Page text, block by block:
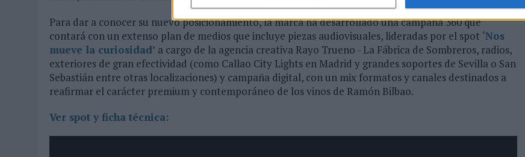
Para dar a conocer su nuevo posicionamiento, la marca ha desarrollado una campaña 360 que
contará con un extenso plan de medios que incluye piezas audiovisuales, lideradas por el spot ‘Nos
mueve la curiosidad’ a cargo de la agencia creativa Rayo Trueno - La Fábrica de Sombreros, radios,
exteriores de gran efectividad (como Callao City Lights en Madrid y grandes soportes de Sevilla o San
Sebastián entre otras localizaciones) y campaña digital, con un mix formatos y canales destinados a
reafirmar el carácter premium y contemporáneo de los vinos de Ramón Bilbao.
Ver spot y ficha técnica: